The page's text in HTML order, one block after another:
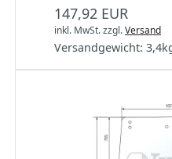
147,92 EUR
inkl. MwSt.zzgl.Versand
Versandgewicht: 3,4